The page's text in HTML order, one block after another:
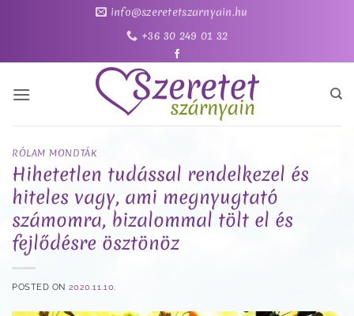
info@szeretetszarnyain.hu
+36 30 249 01 32
RÓLAM MONDTÁK
Hihetetlen tudással rendelkezel és
hiteles vagy, ami megnyugtató
számomra, bizalommal tölt el és
fejlődésre ösztönöz
POSTED ON 2020.11.10.